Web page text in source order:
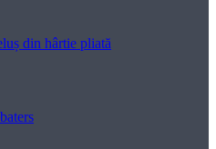
din hârtie pliată